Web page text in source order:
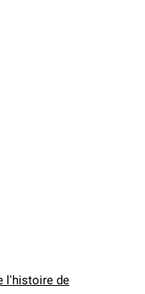
l'histoire de